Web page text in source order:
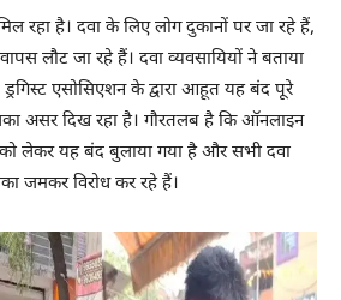
रहा है। दवा के लिए लोग दुकानों पर जा रहे हैं,
लौट जा रहे हैं। दवा व्यवसायियों ने बताया
एसोसिएशन के द्वारा आहूत यह बंद पूरे
असर दिख रहा है। गौरतलब है कि ऑनलाइन
लेकर यह बंद बुलाया गया है और सभी दवा
जमकर विरोध कर रहे हैं।